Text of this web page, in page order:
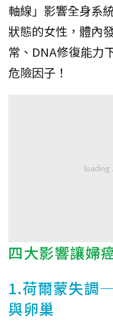
軸線」影響全身系
狀態的女性，體內
常、DNA修復能力
危險因子！
四大影響讓婦
1.荷爾蒙失調
與卵巢